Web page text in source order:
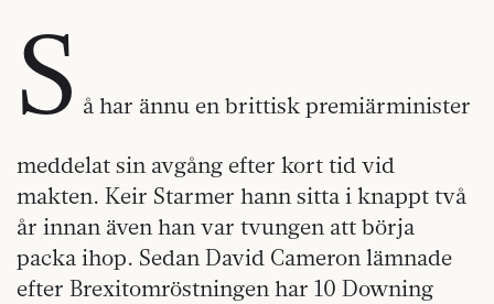
S å har ännu en brittisk premiärminister
meddelat sin avgång efter kort tid vid
makten. Keir Starmer hann sitta i knappt två
år innan även han var tvungen att börja
packa ihop. Sedan David Cameron lämnade
efter Brexitomröstningen har 10 Downing